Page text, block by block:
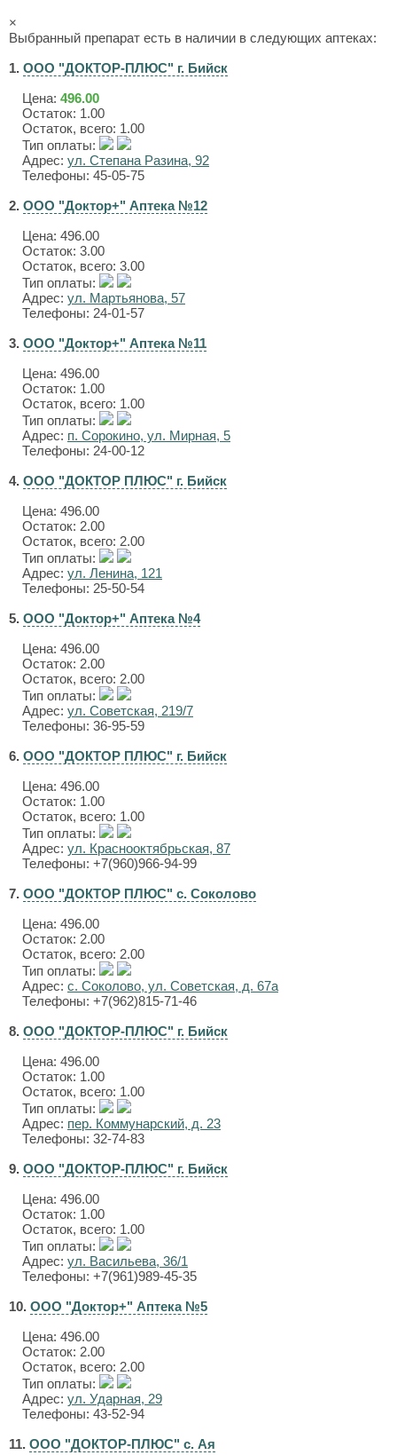
×
Выбранный препарат есть в наличии в следующих аптеках:
1. ООО "ДОКТОР-ПЛЮС" г. Бийск
Цена: 496.00
Остаток: 1.00
Остаток, всего: 1.00
Тип оплаты:
Адрес: ул. Степана Разина, 92
Телефоны: 45-05-75
2. ООО "Доктор+" Аптека №12
Цена: 496.00
Остаток: 3.00
Остаток, всего: 3.00
Тип оплаты:
Адрес: ул. Мартьянова, 57
Телефоны: 24-01-57
3. ООО "Доктор+" Аптека №11
Цена: 496.00
Остаток: 1.00
Остаток, всего: 1.00
Тип оплаты:
Адрес: п. Сорокино, ул. Мирная, 5
Телефоны: 24-00-12
4. ООО "ДОКТОР ПЛЮС" г. Бийск
Цена: 496.00
Остаток: 2.00
Остаток, всего: 2.00
Тип оплаты:
Адрес: ул. Ленина, 121
Телефоны: 25-50-54
5. ООО "Доктор+" Аптека №4
Цена: 496.00
Остаток: 2.00
Остаток, всего: 2.00
Тип оплаты:
Адрес: ул. Советская, 219/7
Телефоны: 36-95-59
6. ООО "ДОКТОР ПЛЮС" г. Бийск
Цена: 496.00
Остаток: 1.00
Остаток, всего: 1.00
Тип оплаты:
Адрес: ул. Краснооктябрьская, 87
Телефоны: +7(960)966-94-99
7. ООО "ДОКТОР ПЛЮС" с. Соколово
Цена: 496.00
Остаток: 2.00
Остаток, всего: 2.00
Тип оплаты:
Адрес: с. Соколово, ул. Советская, д. 67а
Телефоны: +7(962)815-71-46
8. ООО "ДОКТОР-ПЛЮС" г. Бийск
Цена: 496.00
Остаток: 1.00
Остаток, всего: 1.00
Тип оплаты:
Адрес: пер. Коммунарский, д. 23
Телефоны: 32-74-83
9. ООО "ДОКТОР-ПЛЮС" г. Бийск
Цена: 496.00
Остаток: 1.00
Остаток, всего: 1.00
Тип оплаты:
Адрес: ул. Васильева, 36/1
Телефоны: +7(961)989-45-35
10. ООО "Доктор+" Аптека №5
Цена: 496.00
Остаток: 2.00
Остаток, всего: 2.00
Тип оплаты:
Адрес: ул. Ударная, 29
Телефоны: 43-52-94
11. ООО "ДОКТОР-ПЛЮС" с. Ая